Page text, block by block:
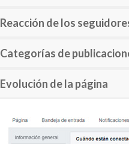
Reacción de los
Categorías de
Evolución de la página